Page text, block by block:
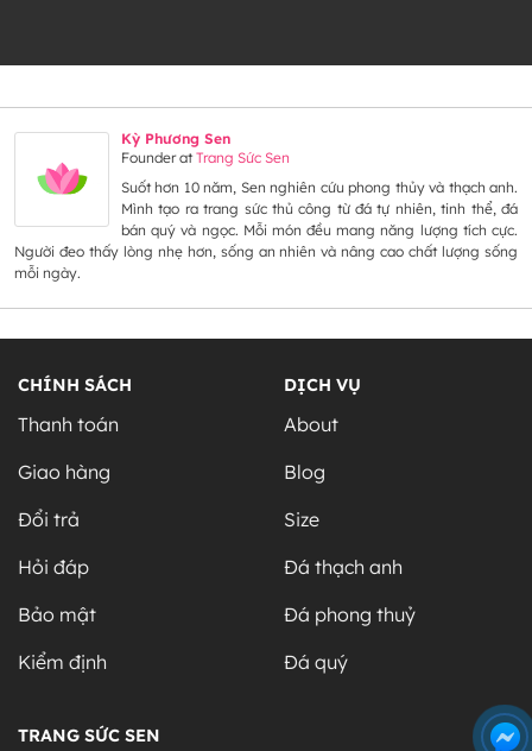
Kỳ Phương Sen
FounderatTrang Sức Sen
Suốt hơn 10 năm, Sen nghiên cứu phong thủy và thạch anh.
Mình tạo ra trang sức thủ công từ đá tự nhiên, tinh thể, đá
bán quý và ngọc. Mỗi món đều mang năng lượng tích cực.
Người đeo thấy lòng nhẹ hơn, sống an nhiên và nâng cao chất lượng sống
mỗi ngày.
CHÍNH SÁCH
Thanh toán
Giao hàng
Đổi trả
Hỏi đáp
Bảo mật
Kiểm định
DỊCH VỤ
About
Blog
Size
Đá thạch anh
Đá phong thuỷ
Đá quý
TRANG SỨC SEN